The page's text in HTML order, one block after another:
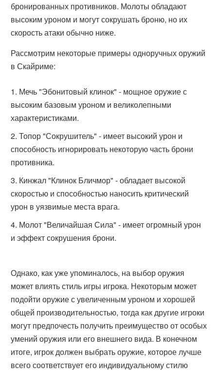
бронированных противников. Молоты обладают
высоким уроном и могут сокрушать броню, но их
скорость атаки обычно ниже.
Рассмотрим некоторые примеры одноручных оружий
в Скайриме:
Мечь "Эбонитовый клинок" - мощное оружие с
высоким базовым уроном и великолепными
характеристиками.
Топор "Сокрушитель" - имеет высокий урон и
способность игнорировать некоторую часть брони
противника.
Кинжал "Клинок Бличмор" - обладает высокой
скоростью и способностью наносить критический
урон в уязвимые места врага.
Молот "Величайшая Сила" - имеет огромный урон
и эффект сокрушения брони.
Однако, как уже упоминалось, на выбор оружия
может влиять стиль игры игрока. Некоторым может
подойти оружие с увеличенным уроном и хорошей
общей производительностью, тогда как другие игроки
могут предпочесть получить преимущество от особых
умений оружия или его внешнего вида. В конечном
итоге, игрок должен выбрать оружие, которое лучше
всего соответствует его индивидуальному стилю